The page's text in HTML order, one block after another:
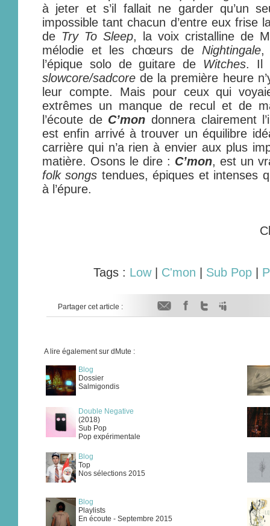
à jeter et s’il fallait ne garder qu’un
impossible tant chacun d’entre eux frise
de Try To Sleep, la voix cristalline de
mélodie et les chœurs de Nightingale,
l’épique solo de guitare de Witches. Il
slowcore/sadcore de la première heure
leur compte. Mais pour ceux qui
extrêmes un manque de recul et de
l’écoute de C’mon donnera clairement
est enfin arrivé à trouver un équilibre
carrière qui n’a rien à envier aux plus
matière. Osons le dire : C’mon, est un
folk songs tendues, épiques et intenses
à l’épure.
Tags : Low| C'mon Sub Pop|
Partager cet article :
A lire également sur dMute :
Blog
Dossier
Salmigondis
Double Negative
(2018)
Sub Pop
Pop expérimentale
Blog
Top
Nos sélections 2015
Blog
Playlists
En écoute - Septembre 2015